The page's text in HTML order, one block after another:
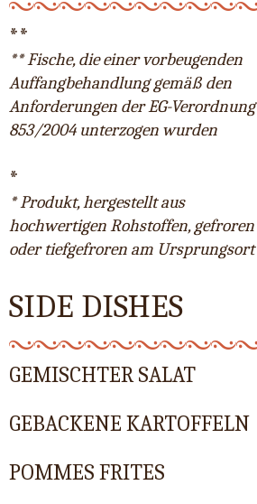
**
** Fische, die einer vorbeugenden
Auffangbehandlung gemäß den
Anforderungen der EG-Verordnung
853/2004 unterzogen wurden
*
* Produkt, hergestellt aus
hochwertigen Rohstoffen, gefroren
oder tiefgefroren am Ursprungsort
SIDE DISHES
GEMISCHTER SALAT
GEBACKENE KARTOFFELN
POMMES FRITES